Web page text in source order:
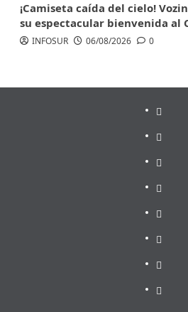
¡Camiseta caída del cielo!
su espectacular bienvenida al
INFOSUR 06/08/2026 0